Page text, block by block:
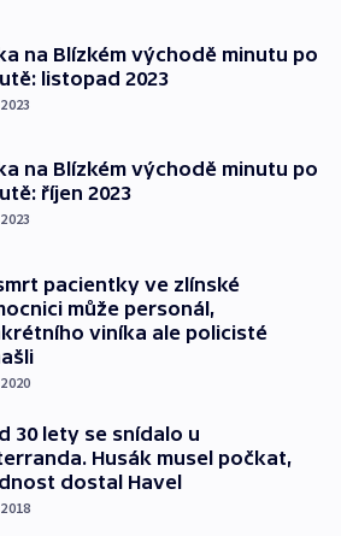
na Blízkém východě minutu po
listopad 2023
na Blízkém východě minutu po
říjen 2023
pacientky ve zlínské
může personál,
viníka ale policisté
30 lety se snídalo u
Husák musel počkat,
dostal Havel